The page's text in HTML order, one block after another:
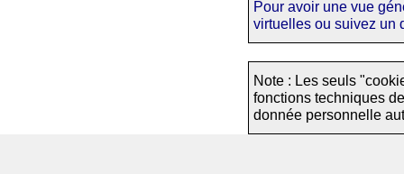
Pour avoir une vue
virtuelles ou suivez un
Note : Les seuls
fonctions techniques
donnée personnelle